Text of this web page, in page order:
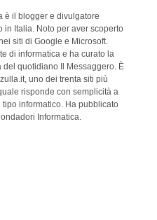
è il blogger e divulgatore
in Italia. Noto per aver scoperto
siti di Google e Microsoft.
di informatica e ha curato la
del quotidiano Il Messaggero. È
uno dei trenta siti più
risponde con semplicità a
informatico. Ha pubblicato
Informatica.